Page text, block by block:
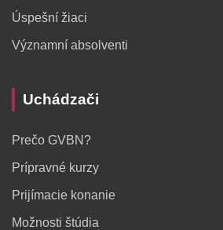
Úspešní žiaci
Významní absolventi
Uchádzači
Prečo GVBN?
Prípravné kurzy
Prijímacie konanie
Možnosti štúdia